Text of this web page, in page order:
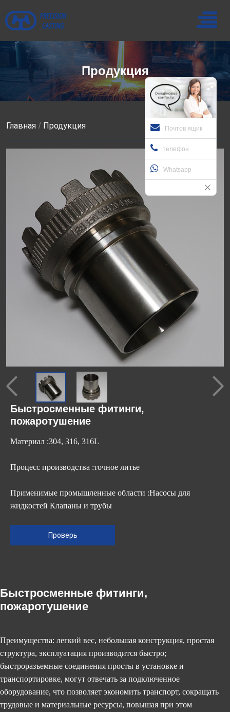
Продукция
Главная Продукция
Быстросменные фитинги,
пожаротушение
Материал :304, 316, 316L
Процесс производства :точное литье
Применимые промышленные области :Насосы для
жидкостей Клапаны и трубы
Проверь
Быстросменные фитинги,
пожаротушение
Преимущества: легкий вес, небольшая конструкция, простая
структура, эксплуатация производится быстро;
быстроразъемные соединения просты в установке и
транспортировке, могут отвечать за подключенное
оборудование, что позволяет экономить транспорт, сокращать
трудовые и материальные ресурсы, повышая при этом
Почтов ящик
телефон
Whatsapp